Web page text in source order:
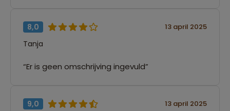
8,0 13 april 2025
Tanja
“Er is geen omschrijving ingevuld”
9,0 13 april 2025